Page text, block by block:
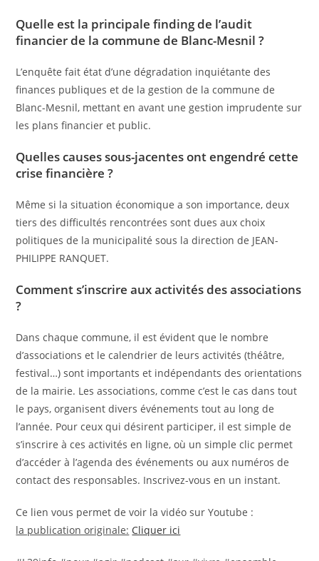
Quelle est la principale finding de l’audit
financier de la commune de Blanc-Mesnil ?
L’enquête fait état d’une dégradation inquiétante des
finances publiques et de la gestion de la commune de
Blanc-Mesnil, mettant en avant une gestion imprudente sur
les plans financier et public.
Quelles causes sous-jacentes ont engendré cette
crise financière ?
Même si la situation économique a son importance, deux
tiers des difficultés rencontrées sont dues aux choix
politiques de la municipalité sous la direction de JEAN-
PHILIPPE RANQUET.
Comment s’inscrire aux activités des associations
?
Dans chaque commune, il est évident que le nombre
d’associations et le calendrier de leurs activités (théâtre,
festival…) sont importants et indépendants des orientations
de la mairie. Les associations, comme c’est le cas dans tout
le pays, organisent divers événements tout au long de
l’année. Pour ceux qui désirent participer, il est simple de
s’inscrire à ces activités en ligne, où un simple clic permet
d’accéder à l’agenda des événements ou aux numéros de
contact des responsables. Inscrivez-vous en un instant.
Ce lien vous permet de voir la vidéo sur Youtube :
la publication originale: Cliquer ici